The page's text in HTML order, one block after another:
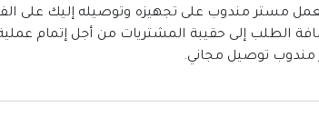
مستر مندوب على تجهيزه وتوصيله إليك على
الطلب إلى حقيبة المشتريات من أجل إتمام
توصيل مجاني.